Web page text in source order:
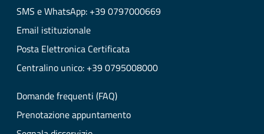
SMS e WhatsApp: +39 0797000669
Email istituzionale
Posta Elettronica Certificata
Centralino unico: +39 0795008000
Domande frequenti (FAQ)
Prenotazione appuntamento